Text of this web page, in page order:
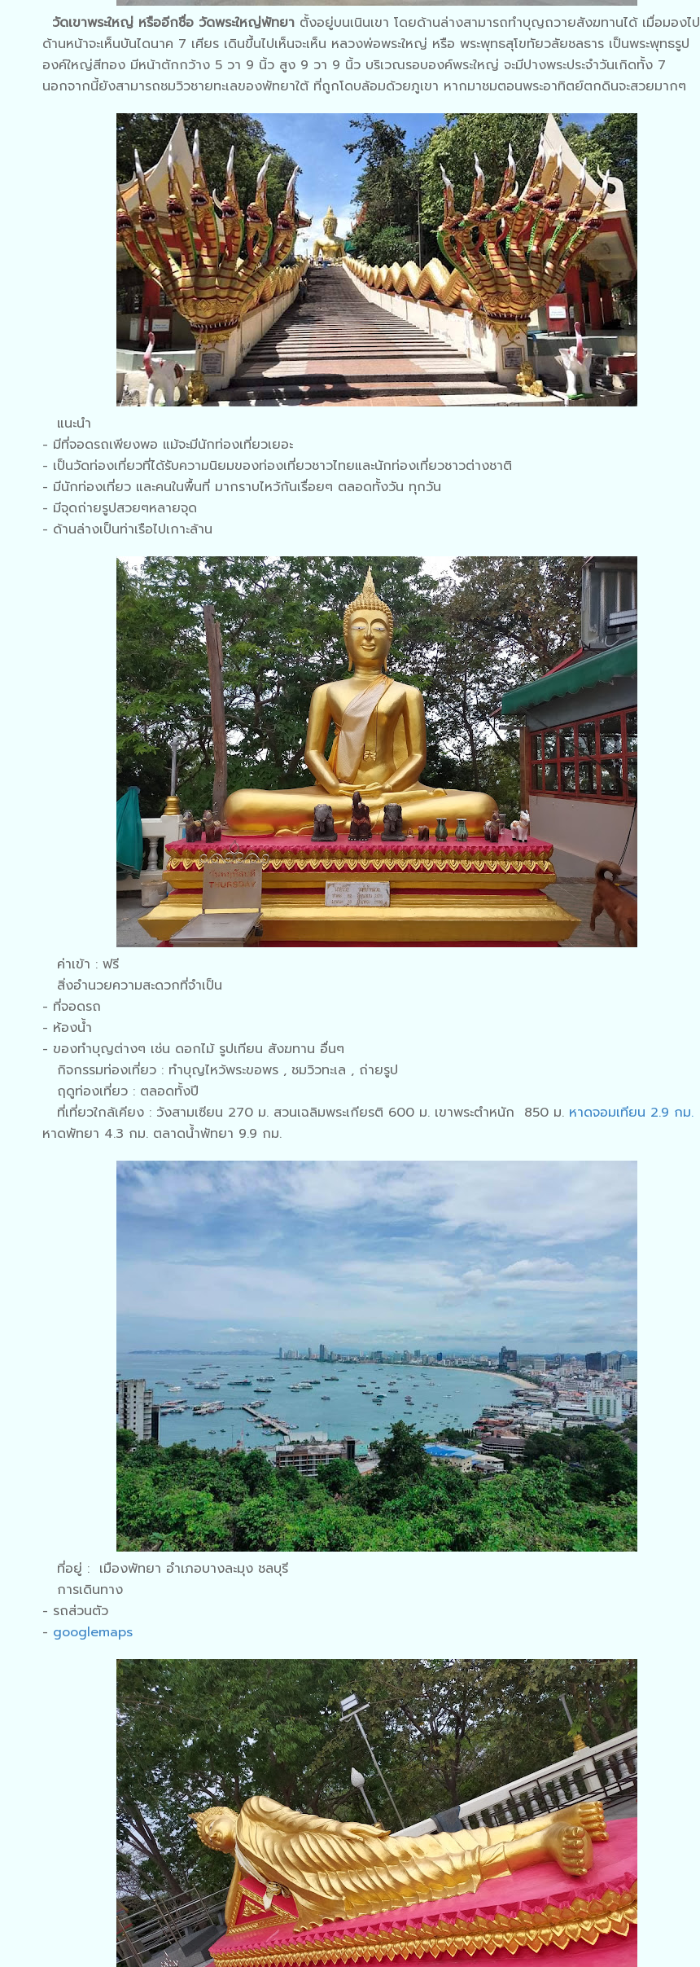
วัดเขาพระใหญ่ หรืออีกชื่อ วัดพระใหญ่พัทยา ตั้งอยู่บนเนินเขา โดยด้านล่างสามารถทำบุญถวายสังฆทานได้ เมื่อมองไป
ด้านหน้าจะเห็นบันไดนาค 7 เศียร เดินขึ้นไปเห็นจะเห็น หลวงพ่อพระใหญ่ หรือ พระพุทธสุโขทัยวลัยชลธาร เป็นพระพุทธรูป
องค์ใหญ่สีทอง มีหน้าตักกว้าง 5 วา 9 นิ้ว สูง 9 วา 9 นิ้ว บริเวณรอบองค์พระใหญ่ จะมีปางพระประจำวันเกิดทั้ง 7
นอกจากนี้ยังสามารถชมวิวชายทะเลของพัทยาใต้ ที่ถูกโดบล้อมด้วยภูเขา หากมาชมตอนพระอาทิตย์ตกดินจะสวยมากๆ
แนะนำ
- มีที่จอดรถเพียงพอ แม้จะมีนักท่องเที่ยวเยอะ
- เป็นวัดท่องเที่ยวที่ได้รับความนิยมของท่องเที่ยวชาวไทยและนักท่องเที่ยวชาวต่างชาติ
- มีนักท่องเที่ยว และคนในพื้นที่ มากราบไหว้กันเรื่อยๆ ตลอดทั้งวัน ทุกวัน
- มีจุดถ่ายรูปสวยๆหลายจุด
- ด้านล่างเป็นท่าเรือไปเกาะล้าน
ค่าเข้า : ฟรี
สิ่งอำนวยความสะดวกที่จำเป็น
- ที่จอดรถ
- ห้องน้ำ
- ของทำบุญต่างๆ เช่น ดอกไม้ รูปเทียน สังฆทาน อื่นๆ
กิจกรรมท่องเที่ยว : ทำบุญไหว้พระขอพร , ชมวิวทะเล , ถ่ายรูป
ฤดูท่องเที่ยว : ตลอดทั้งปี
ที่เที่ยวใกล้เคียง : วังสามเซียน 270 ม. สวนเฉลิมพระเกียรติ 600 ม. เขาพระตำหนัก 850 ม. หาดจอมเทียน 2.9 กม.
หาดพัทยา 4.3 กม. ตลาดน้ำพัทยา 9.9 กม.
ที่อยู่ : เมืองพัทยา อำเภอบางละมุง ชลบุรี
การเดินทาง
- รถส่วนตัว
- googlemaps